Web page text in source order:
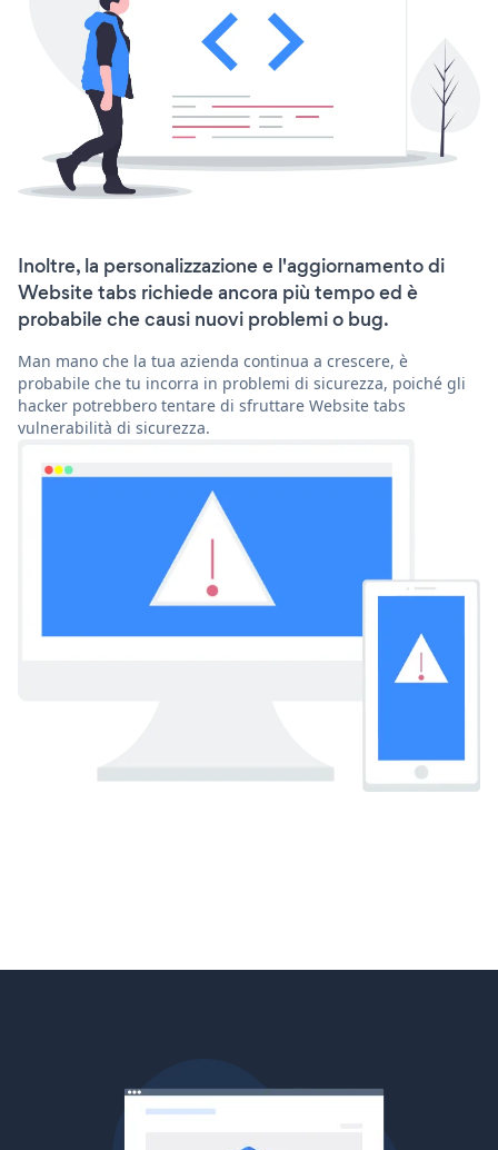
Inoltre, la personalizzazione e l'aggiornamento di
Website tabs richiede ancora più tempo ed è
probabile che causi nuovi problemi o bug.
Man mano che la tua azienda continua a crescere, è
probabile che tu incorra in problemi di sicurezza, poiché gli
hacker potrebbero tentare di sfruttare Website tabs
vulnerabilità di sicurezza.